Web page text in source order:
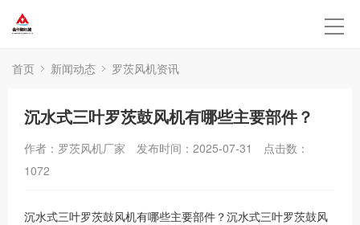
首页 新闻动态 罗茨风机资讯
沉水式三叶罗茨鼓风机有哪些主要部件？
作者：罗茨风机厂家 发布时间：2025-07-31
点击数：
1072
沉水式三叶罗茨鼓风机有哪些主要部件？沉水式三叶罗茨鼓风